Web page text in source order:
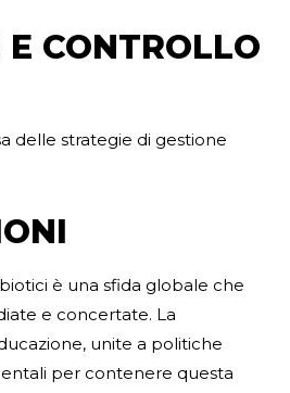
E CONTROLLO
delle strategie di gestione
è una sfida globale che
e concertate. La
unite a politiche
per contenere questa